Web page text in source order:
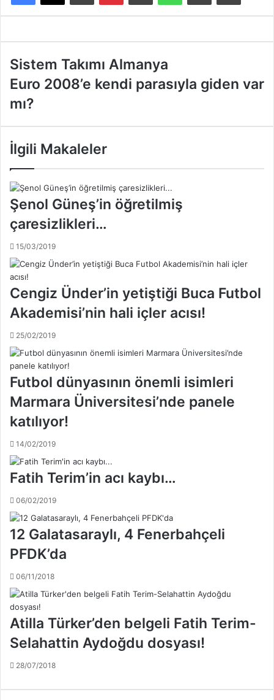
S
s
t
m
m
ı
A
l
n
y
a
Sistem Takımı Almanya
E
r
0
8
’
k
e
n
d
i
p
a
r
a
ı
y
l
a
g
d
e
n
v
a
r
ı
?
Euro 2008’e kendi parasıyla giden var
mı?
İlgili Makaleler
Şenol Güneş’in öğretilmiş
çaresizlikleri…
15/03/2019
Cengiz Ünder’in yetiştiği Buca Futbol
Akademisi’nin hali içler acısı!
25/02/2019
Futbol dünyasının önemli isimleri
Marmara Üniversitesi’nde panele
katılıyor!
14/02/2019
Fatih Terim’in acı kaybı…
06/02/2019
12 Galatasaraylı, 4 Fenerbahçeli
PFDK’da
06/11/2018
Atilla Türker’den belgeli Fatih Terim-
Selahattin Aydoğdu dosyası!
28/07/2018